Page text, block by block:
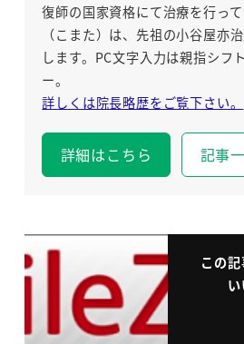
復師の国家資格にて治療を行っ
（こまた）は、先祖の小谷屋亦
します。PC文字入力は親指シフ
ー。
詳しくは院長略歴をご覧下さい。
詳細はこちら 記事
この